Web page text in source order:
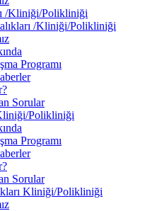
/Kliniği/Polikliniği
/Kliniği/Polikliniği
Programı
Sorular
Polikliniği
Programı
Sorular
Kliniği/Polikliniği